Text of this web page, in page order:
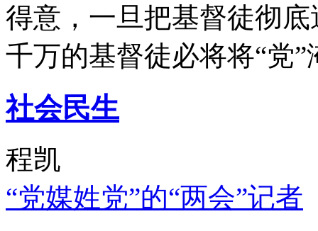
得意，一旦把基督徒彻
千万的基督徒必将将“党”
社会民生
程凯
“党媒姓党”的“两会”记者